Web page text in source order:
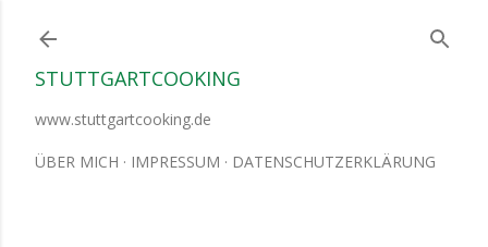
STUTTGARTCOOKING
www.stuttgartcooking.de
ÜBER MICH IMPRESSUM DATENSCHUTZERKLÄRUNG